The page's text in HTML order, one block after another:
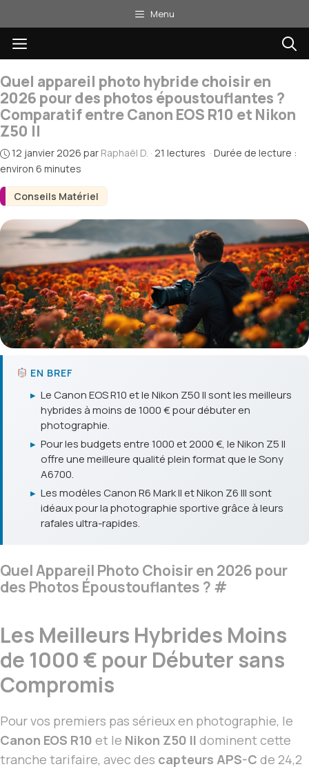
au
contenu
Menu
Menu
Conseils Matériel
Quel appareil photo hybride choisir en
2026 pour des photos époustouflantes ?
Comparatif entre Canon EOS R10 et Nikon
Z50 II
12 janvier 2026 par Raphaël D. · 21 lectures · Durée de lecture :
environ 6 minutes
EN BREF
▸ Le Canon EOS R10 et le Nikon Z50 II sont les meilleurs
hybrides à moins de 1000 € pour débuter en
photographie.
▸ Pour les budgets entre 1000 et 2000 €, le Nikon Z5 II
offre une meilleure qualité plein format que le Sony
A6700.
▸ Les modèles Canon R6 Mark II et Nikon Z6 III sont
idéaux pour la photographie sportive grâce à leurs
rafales ultra-rapides.
Quel Appareil Photo Choisir en 2026 pour
des Photos Époustouflantes ? #
Les Meilleurs Hybrides Moins
de 1000 € pour Débuter sans
Compromis
Pour vos premiers pas sérieux en photographie, le
Canon EOS R10 et le Nikon Z50 II dominent cette
tranche tarifaire, avec des capteurs APS-C de 24,2